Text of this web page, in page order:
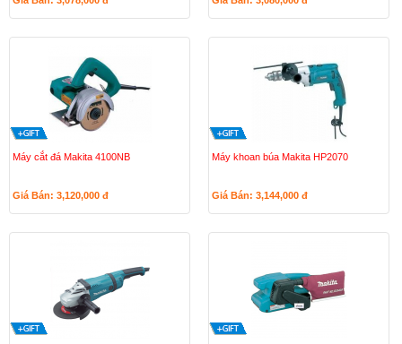
Máy cắt đá Makita 4100NB
Giá Bán: 3,120,000 đ
Máy khoan búa Makita HP2070
Giá Bán: 3,144,000 đ